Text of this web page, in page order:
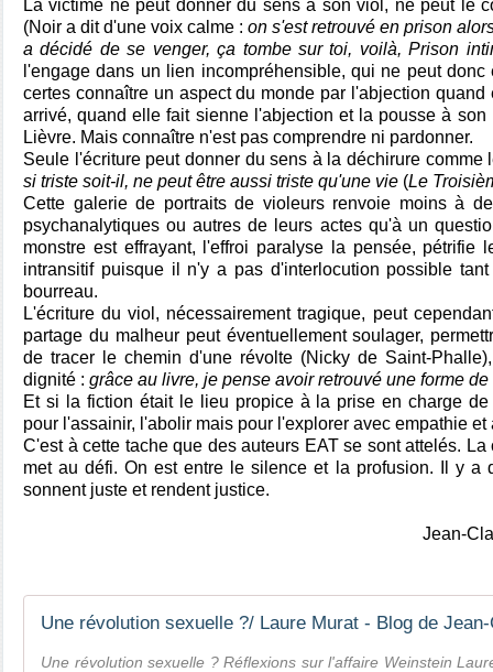
La victime ne peut donner du sens à son viol, ne peut le
(Noir a dit d'une voix calme : on s'est retrouvé en prison
a décidé de se venger, ça tombe sur toi, voilà,Prison
l'engage dans un lien incompréhensible, qui ne peut
certes connaître un aspect du monde par l'abjection
arrivé, quand elle fait sienne l'abjection et la pousse à son
Lièvre. Mais connaître n'est pas comprendre ni pardonner.
Seule l'écriture peut donner du sens à la déchirure comme
si triste soit-il, ne peut être aussi triste qu'une vie (Le
Cette galerie de portraits de violeurs renvoie moins à
psychanalytiques ou autres de leurs actes qu'à un
monstre est effrayant, l'effroi paralyse la pensée, pétrifie
intransitif puisque il n'y a pas d'interlocution possible
bourreau.
L'écriture du viol, nécessairement tragique, peut
partage du malheur peut éventuellement soulager,
de tracer le chemin d'une révolte (Nicky de Saint-
dignité : grâce au livre, je pense avoir retrouvé une forme
Et si la fiction était le lieu propice à la prise en charge
pour l'assainir, l'abolir mais pour l'explorer avec empathie
C'est à cette tache que des auteurs EAT se sont attelés.
met au défi. On est entre le silence et la profusion. Il y a
sonnent juste et rendent justice.
Jean-
Une révolution sexuelle ?/ Laure Murat - Blog de
Une révolution sexuelle ? Réflexions sur l'affaire Weinstein